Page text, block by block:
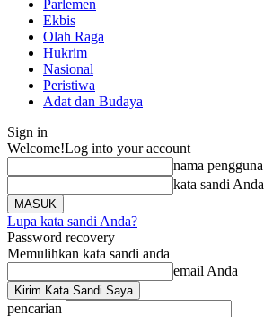
Parlemen
Ekbis
Olah Raga
Hukrim
Nasional
Peristiwa
Adat dan Budaya
Sign in
Welcome!Log into your account
nama pengguna
kata sandi Anda
Lupa kata sandi Anda?
Password recovery
Memulihkan kata sandi anda
email Anda
pencarian